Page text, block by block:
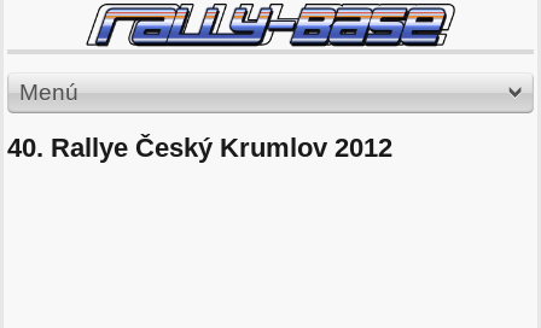
Menú
40. Rallye Český Krumlov 2012